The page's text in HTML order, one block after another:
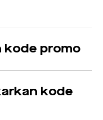
kode promo
kode